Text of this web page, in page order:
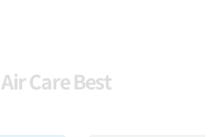
Air Care Best